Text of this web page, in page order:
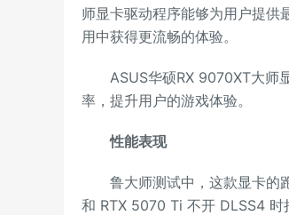
师显卡驱动程序能够为用户提供
用中获得更流畅的体验。
ASUS华硕RX 9070XT大师显
率，提升用户的游戏体验。
性能表现
鲁大师测试中，这款显卡的跑
和 RTX 5070 Ti 不开 DLSS4 时